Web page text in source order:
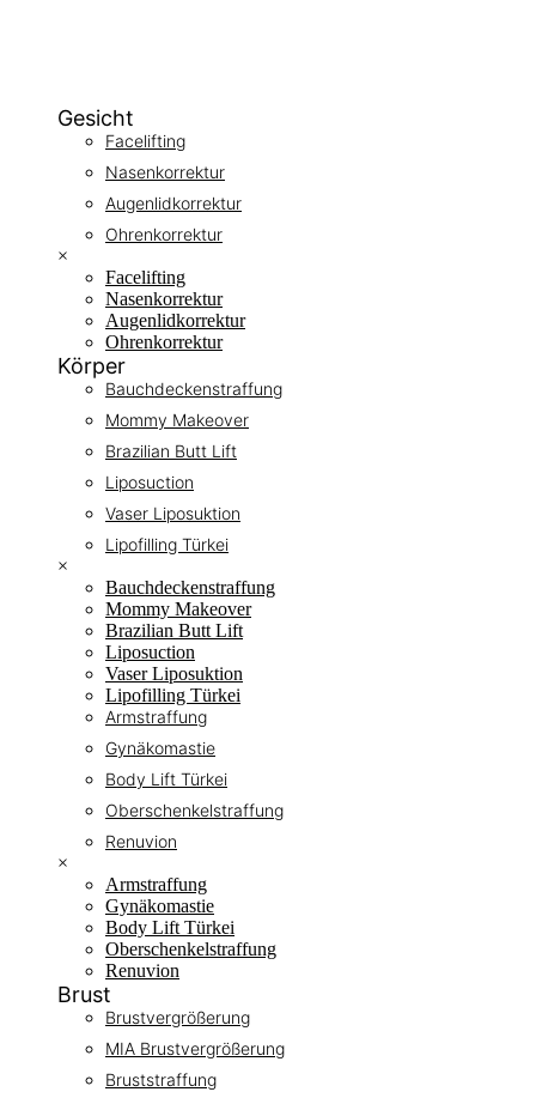
Gesicht
Facelifting
Nasenkorrektur
Augenlidkorrektur
Ohrenkorrektur
×
Facelifting
Nasenkorrektur
Augenlidkorrektur
Ohrenkorrektur
Körper
Bauchdeckenstraffung
Mommy Makeover
Brazilian Butt Lift
Liposuction
Vaser Liposuktion
Lipofilling Türkei
×
Bauchdeckenstraffung
Mommy Makeover
Brazilian Butt Lift
Liposuction
Vaser Liposuktion
Lipofilling Türkei
Armstraffung
Gynäkomastie
Body Lift Türkei
Oberschenkelstraffung
Renuvion
×
Armstraffung
Gynäkomastie
Body Lift Türkei
Oberschenkelstraffung
Renuvion
Brust
Brustvergrößerung
MIA Brustvergrößerung
Bruststraffung